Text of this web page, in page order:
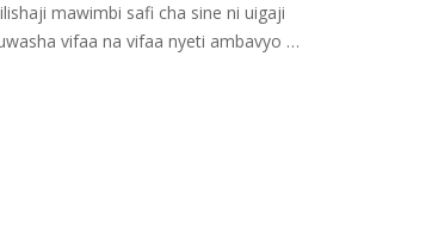
mawimbi safi cha sine ni uigaji
vifaa na vifaa nyeti ambavyo ni